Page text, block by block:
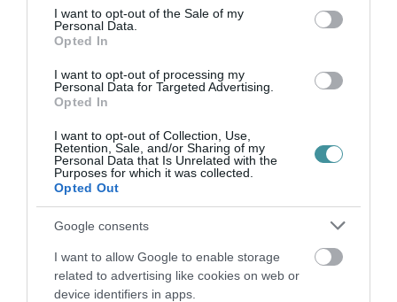
consent section.
I want to opt-out of the Sale of my
Personal Data.
Opted In
I want to opt-out of processing my
Personal Data for Targeted Advertising.
Opted In
I want to opt-out of Collection, Use,
Retention, Sale, and/or Sharing of my
Personal Data that Is Unrelated with the
Purposes for which it was collected.
Opted Out
Google consents
I want to allow Google to enable storage
related to advertising like cookies on web or
device identifiers in apps.
támogatásával. Az iskola fenntartásához
szükséges anyagi források biztosítása mellett
fontosnak tartják az oktatási programok
fejlesztését is,
(mesterséges intelligencia) beépítésére a
tanításba.
Az igazgató kiemelte, hogy az iskola nem
kívánja a szülőkre hárítani a pénzügyi
terheket, és örülnek annak, hogy a volt diákok
is aktívan segítik az intézményt. A Neumann